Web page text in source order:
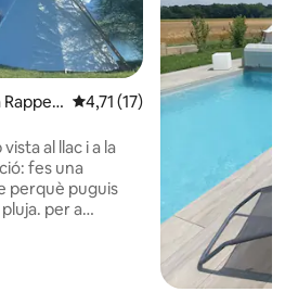
Rapper
4,71 de puntuació mitjana
4,71 (17)
al llac i a la
perquè puguis
per a